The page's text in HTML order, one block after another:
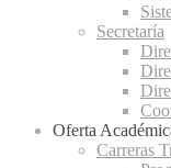
Secretaría
Oferta
Carreras